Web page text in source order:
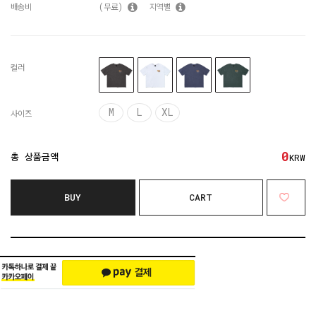
배송비 (무료) 지역별
컬러
사이즈 M L XL
총 상품금액 0KRW
BUY CART